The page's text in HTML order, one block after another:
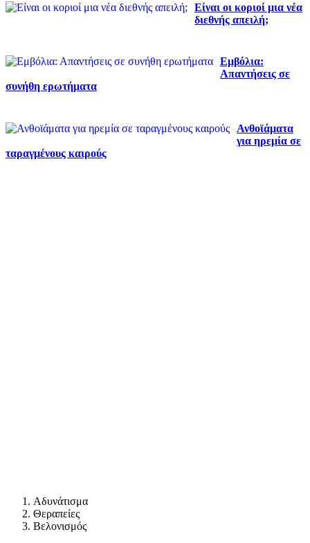
Είναι οι κοριοί μια νέα
διεθνής απειλή;
Εμβόλια:
Απαντήσεις σε
συνήθη ερωτήματα
Ανθοϊάματα
για ηρεμία σε
ταραγμένους καιρούς
Αδυνάτισμα
Θεραπείες
Βελονισμός